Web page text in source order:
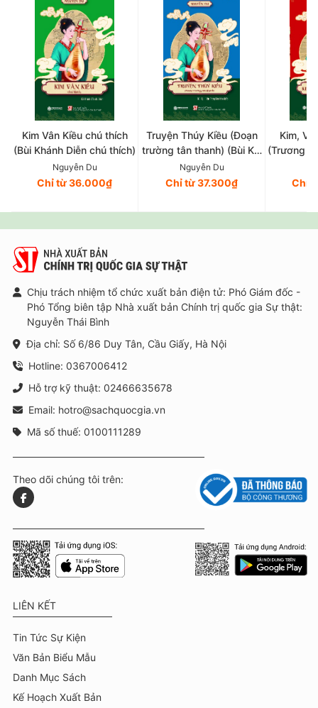
Kim Vân Kiều chú thích
(Bùi Khánh Diễn chú thích)
Nguyễn Du
Chỉ từ 36.000₫
Truyện Thúy Kiều (Đoạn
trường tân thanh) (Bùi Kỷ,
Trần Trọng Kim hiệu khảo)
Nguyễn Du
Chỉ từ 37.300₫
Kim,
(Trương
Chỉ
Chịu trách nhiệm tổ chức xuất bản điện tử: Phó Giám đốc -
Phó Tổng biên tập Nhà xuất bản Chính trị quốc gia Sự thật:
Nguyễn Thái Bình
Địa chỉ: Số 6/86 Duy Tân, Cầu Giấy, Hà Nội
Hotline: 0367006412
Hỗ trợ kỹ thuật: 02466635678
Email: hotro@sachquocgia.vn
Mã số thuế: 0100111289
Theo dõi chúng tôi trên:
LIÊN KẾT
Tin Tức Sự Kiện
Văn Bản Biểu Mẫu
Danh Mục Sách
Kế Hoạch Xuất Bản